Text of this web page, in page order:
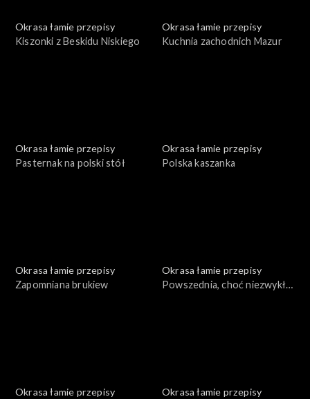
Okrasa łamie przepisy
Kiszonki z Beskidu Niskiego
Okrasa łamie przepisy
Kuchnia zachodnich Mazur
Okrasa łamie przepisy
Pasternak na polski stół
Okrasa łamie przepisy
Polska kaszanka
Okrasa łamie przepisy
Zapomniana brukiew
Okrasa łamie przepisy
Powszednia, choć niezwykła
Okrasa łamie przepisy
Okrasa łamie przepisy